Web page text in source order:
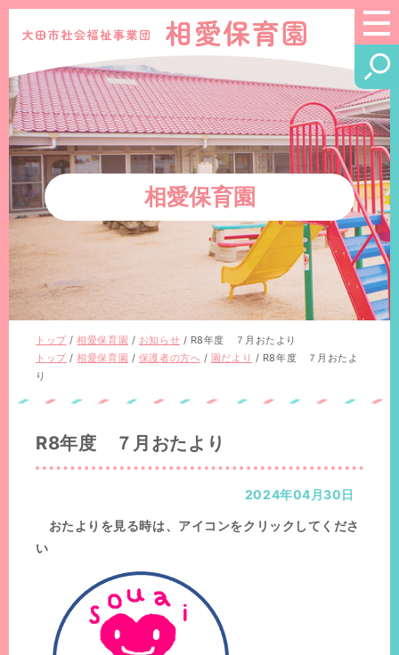
このページの本文へ
相愛保育園
現
在
の
トップ /相愛保育園 / お知らせ / R8年度 ７月おたより
現
在
トップ /相愛保育園 / 保護者の方へ / 園だより / R8年度 ７月おたよ
り
R8年度 ７月おたより
2024年04月30日
おたよりを見る時は、アイコンをクリックしてくださ
い